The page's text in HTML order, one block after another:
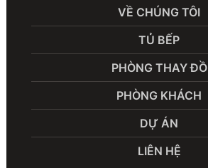
VỀ CHÚNG TÔI
TỦ BẾP
PHÒNG THAY ĐỒ
PHÒNG KHÁCH
DỰ ÁN
LIÊN HỆ